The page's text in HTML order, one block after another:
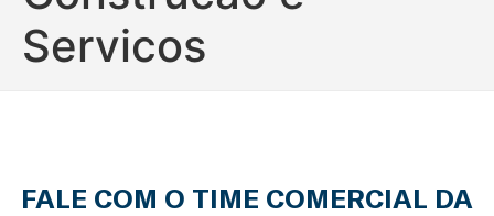
Servicos
FALE COM O TIME COMERCIAL DA